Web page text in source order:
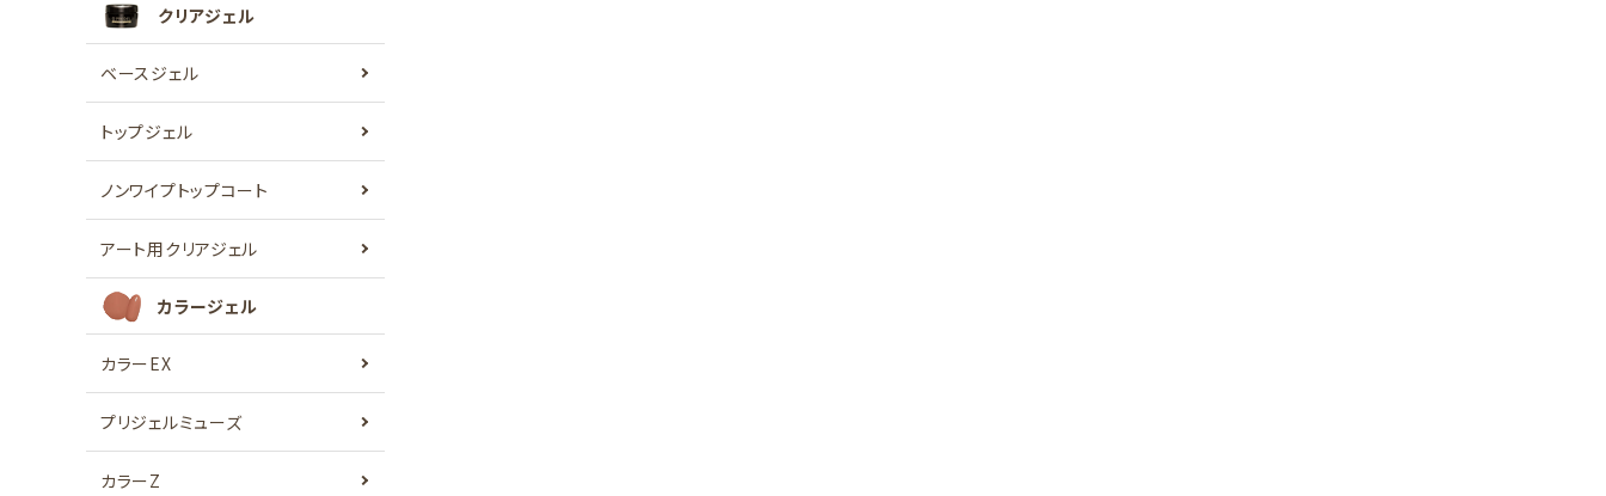
クリアジェル
ベースジェル
トップジェル
ノンワイプトップコート
アート用クリアジェル
カラージェル
カラーEX
プリジェルミューズ
カラーZ